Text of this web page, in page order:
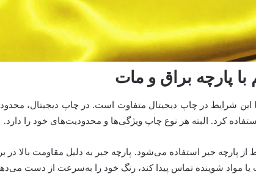
پارچه براق و مات
شرایط در چاپ دیجیتال متفاوت است. در چاپ دیجیتال،
کرد. البته هر نوع چاپ ویژگی‌ها و محدودیت‌های خود را دارد.
پارچه جیر استفاده می‌شود. پارچه جیر به دلیل مقاومت بالا در
مواد شوینده تماس پیدا کند، رنگ خود را به‌سرعت از دست